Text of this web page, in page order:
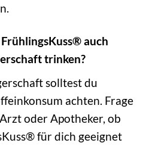
auch
trinken?
solltest du
achten. Frage
oder Apotheker, ob
für dich geeignet